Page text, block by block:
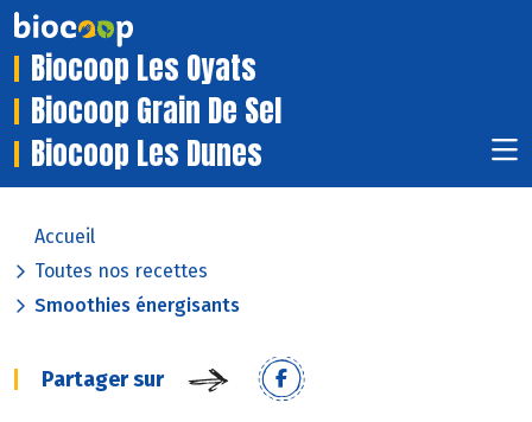
Biocoop Les Oyats
Biocoop Grain De Sel
Biocoop Les Dunes
Accueil
Toutes nos recettes
Smoothies énergisants
Partager sur